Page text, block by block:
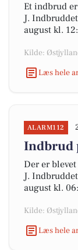
Et indbrud
J.
august kl.
Kilde:
Læs hele
ALARM112
Indbrud
Der er
J.
august kl.
Kilde:
Læs hele